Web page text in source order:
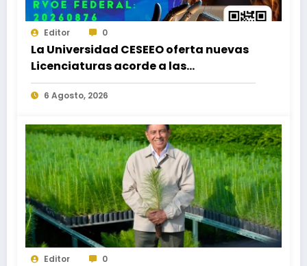
Editor 0
La Universidad CESEEO oferta nuevas
Licenciaturas acorde a las
necesidades educativas de los
egresados de escuelas del nivel medio
6 Agosto, 2026
Editor 0